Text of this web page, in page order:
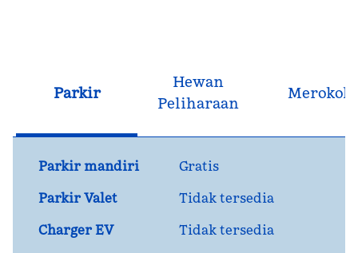
Parkir
Hewan
Peliharaan
Merokok
Parkir mandiri
Gratis
Parkir Valet
Tidak tersedia
Charger EV
Tidak tersedia